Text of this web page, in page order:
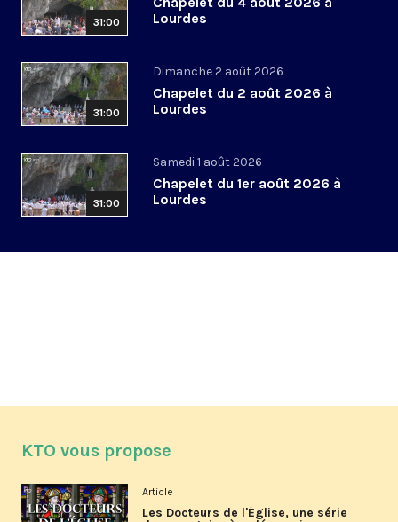
31:00
Lourdes
31:00
Dimanche 2 août 2026
Chapelet du 2 août 2026 à
Lourdes
31:00
Samedi 1 août 2026
Chapelet du 1er août 2026 à
Lourdes
KTO vous propose
Article
Les Docteurs de l'Église, une série